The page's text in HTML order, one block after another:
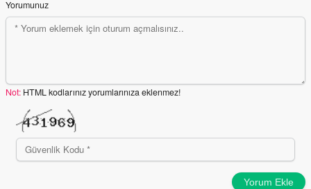
Yorumunuz
Not: HTML kodlarınız yorumlarınıza eklenmez!
Yorum Ekle